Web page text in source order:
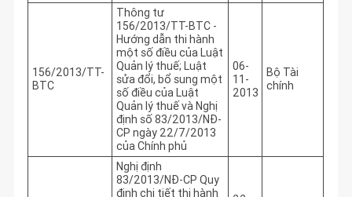
156/2013/TT-
BTC
Thông tư
156/2013/TT-BTC -
Hướng dẫn thi hành
một số điều của Luật
Quản lý thuế; Luật
sửa đổi, bổ sung một
số điều của Luật
Quản lý thuế và Nghị
định số 83/2013/NĐ-
CP ngày 22/7/2013
của Chính phủ
06-
11-
2013
Bộ Tài
chính
Nghị định
83/2013/NĐ-CP Quy
định chi tiết thi hành